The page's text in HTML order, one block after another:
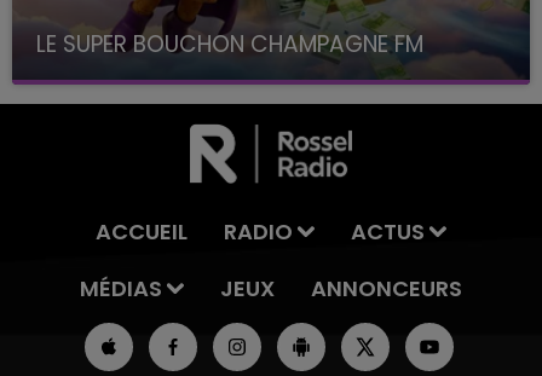
LE SUPER BOUCHON CHAMPAGNE FM
avec La Famille Champagne FM, à 8H10
ACCUEIL RADIO
ACTUS
MÉDIAS
JEUX ANNONCEURS